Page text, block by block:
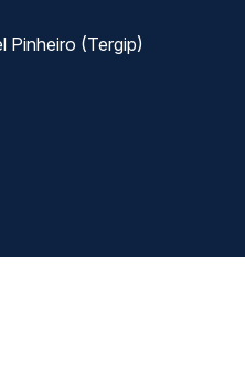
Pinheiro (Tergip)